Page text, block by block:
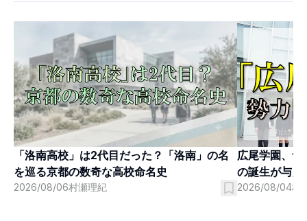
「洛南高校」は2代目だった？「洛南」の名
を巡る京都の数奇な高校命名史
2026/08/06村瀬理紀
広尾学園、
の誕生が与え
2026/08/04村